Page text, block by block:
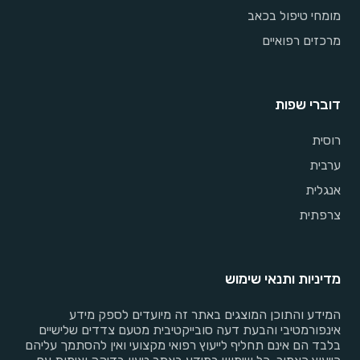
מומחי טיפול בכאב
מרכזים רפואיים
דוברי שפות
רוסית
ערבית
אנגלית
צרפתית
מדיניות ותנאי שימוש
המידע והתוכן המוצגים באתר זה מיועדים לספק מידע
אינפורמטיבי והבעת דעה סובייקטיבית מטעם צדדים שלישיים
בלבד הם אינם תחליף לייעוץ רפואי מקצועי ואין להסתמך עליהם